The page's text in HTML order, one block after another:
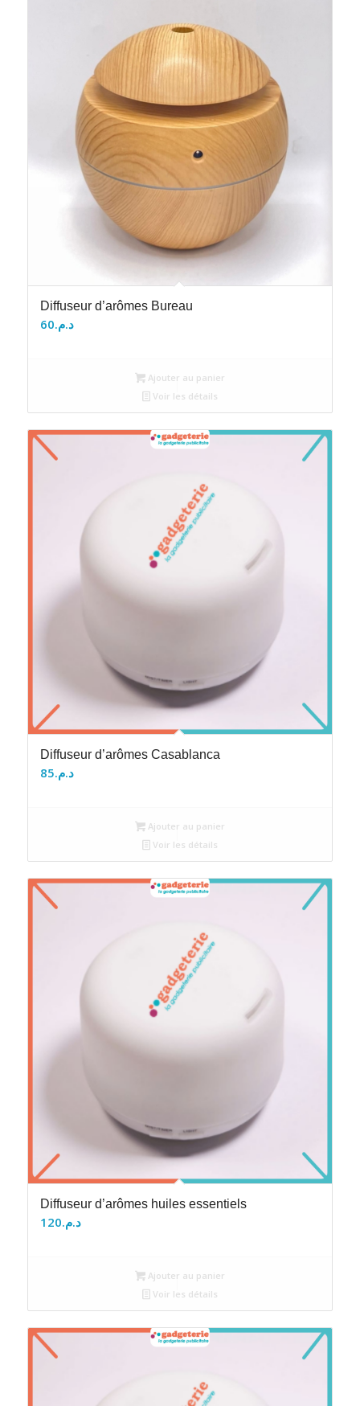
Diffuseur d’arômes Bureau
د.م.60
Ajouter au panier
Voir les détails
Diffuseur d’arômes Casablanca
د.م.85
Ajouter au panier
Voir les détails
Diffuseur d’arômes huiles essentiels
د.م.120
Ajouter au panier
Voir les détails